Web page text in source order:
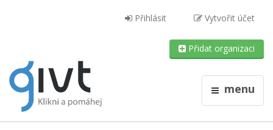
Přihlásit Vytvořit účet
Přidat organizaci
menu